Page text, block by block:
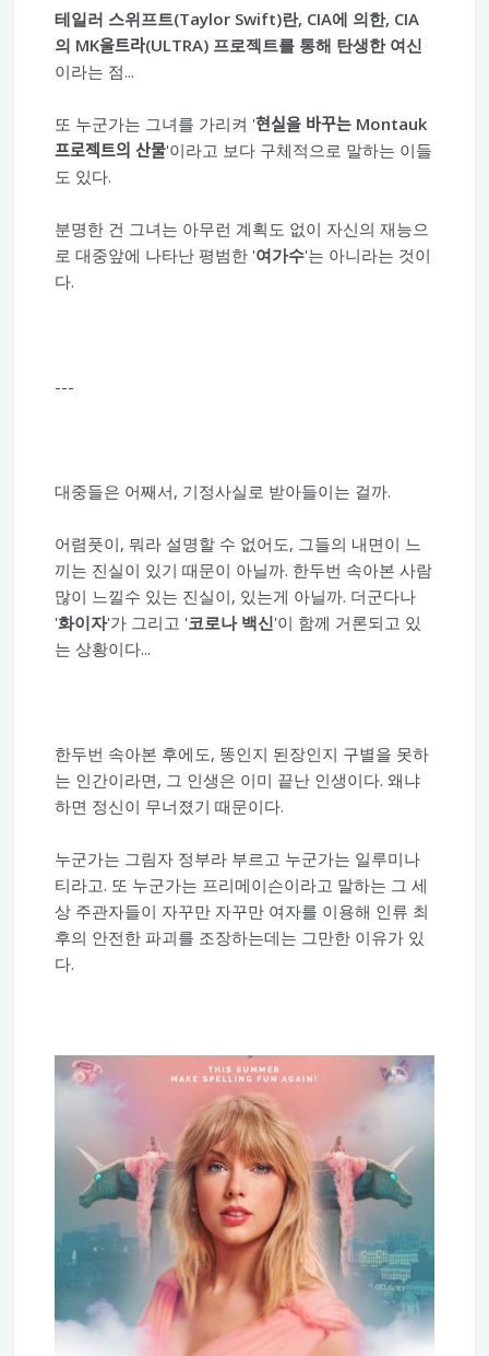
테일러 스위프트(Taylor Swift)란, CIA에 의한, CIA
의 MK울트라(ULTRA) 프로젝트를 통해 탄생한 여신
이라는 점...
또 누군가는 그녀를 가리켜 '현실을 바꾸는 Montauk
프로젝트의 산물'이라고 보다 구체적으로 말하는 이들
도 있다.
분명한 건 그녀는 아무런 계획도 없이 자신의 재능으
로 대중앞에 나타난 평범한 '여가수'는 아니라는 것이
다.
---
대중들은 어째서, 기정사실로 받아들이는 걸까.
어렴풋이, 뭐라 설명할 수 없어도, 그들의 내면이 느
끼는 진실이 있기 때문이 아닐까. 한두번 속아본 사람
많이 느낄수 있는 진실이, 있는게 아닐까. 더군다나
'화이자'가 그리고 '코로나 백신'이 함께 거론되고 있
는 상황이다...
한두번 속아본 후에도, 똥인지 된장인지 구별을 못하
는 인간이라면, 그 인생은 이미 끝난 인생이다. 왜냐
하면 정신이 무너졌기 때문이다.
누군가는 그림자 정부라 부르고 누군가는 일루미나
티라고. 또 누군가는 프리메이슨이라고 말하는 그 세
상 주관자들이 자꾸만 자꾸만 여자를 이용해 인류 최
후의 안전한 파괴를 조장하는데는 그만한 이유가 있
다.